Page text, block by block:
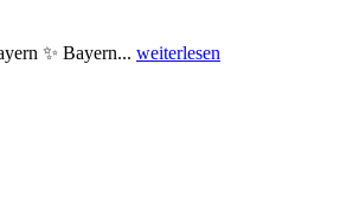
✨ Bayern... weiterlesen